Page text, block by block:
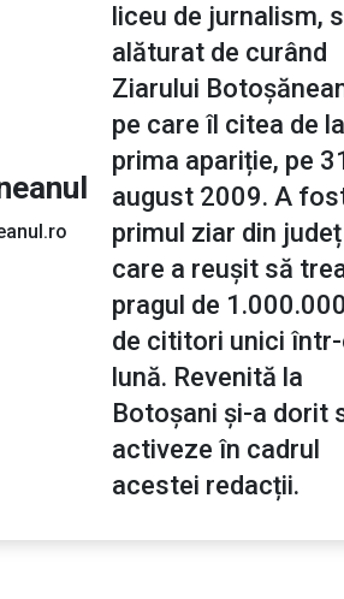
liceu de jurnalism,
alăturat de curând
Ziarului
pe care îl citea de la
prima apariție, pe 31
august 2009. A
primul ziar din județ
care a reușit să
pragul de 1.000.000
de cititori unici
lună. Revenită la
Botoșani și-a dorit
activeze în cadrul
acestei redacții.